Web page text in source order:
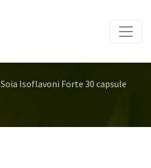
Soia Isoflavoni Forte 30 capsule